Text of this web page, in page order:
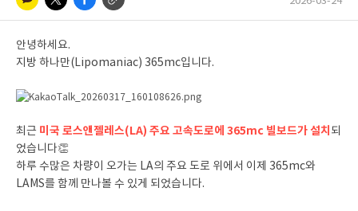
안녕하세요.
지방 하나만(Lipomaniac) 365mc입니다.
최근 미국 로스앤젤레스(LA) 주요 고속도로에 365mc 빌보드가 설치 되
었습니다👏
하루 수많은 차량이 오가는 LA의 주요 도로 위에서 이제 365mc와
LAMS를 함께 만나볼 수 있게 되었습니다.